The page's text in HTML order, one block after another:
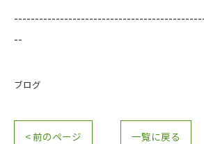
--
ブログ
< 前のページ 一覧に戻る